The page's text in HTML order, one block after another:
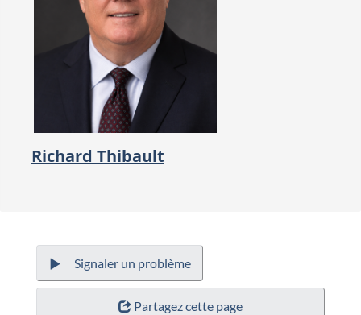
Richard Thibault
Signaler un problème
Partagez cette page